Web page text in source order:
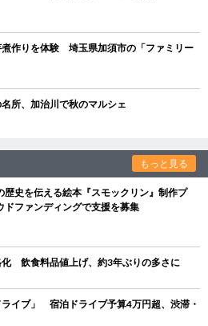
作りを体験 埼玉県加須市の「ファミリー
所、加治川で秋のマルシェ
もっと見る
歴史を伝える絵本『スモックリン』制作プ
ファンディングで支援を募集
化 飲食料品値上げ、約3年ぶりの多さに
イブ」 宿泊ドライブ予算4万円超、渋滞・